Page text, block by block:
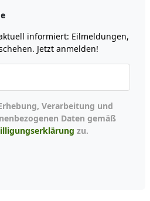
informiert: Eilmeldungen,
Jetzt anmelden!
Daten gemäß
zu.